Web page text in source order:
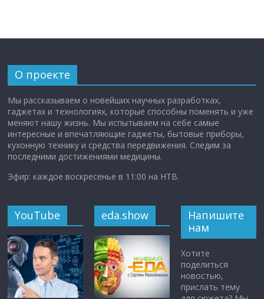
О проекте
Мы рассказываем о новейших научных разработках,
гаджетах и технологиях, которые способны поменять и уже
меняют нашу жизнь. Мы испытываем на себе самые
интересные и впечатляющие гаджеты, бытовые приборы,
кухонную технику и средства передвижения. Следим за
последними достижениями медицины.
Эфир: каждое воскресенье в 11:00 на НТВ.
YouTube eda.show
Напишите
нам
Хотите
поделиться
новостью,
прислать тему